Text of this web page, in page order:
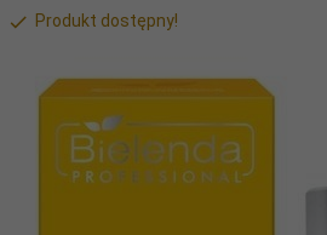
Produkt dostępny!